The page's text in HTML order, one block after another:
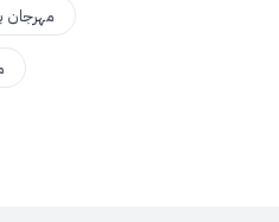
مهرجان